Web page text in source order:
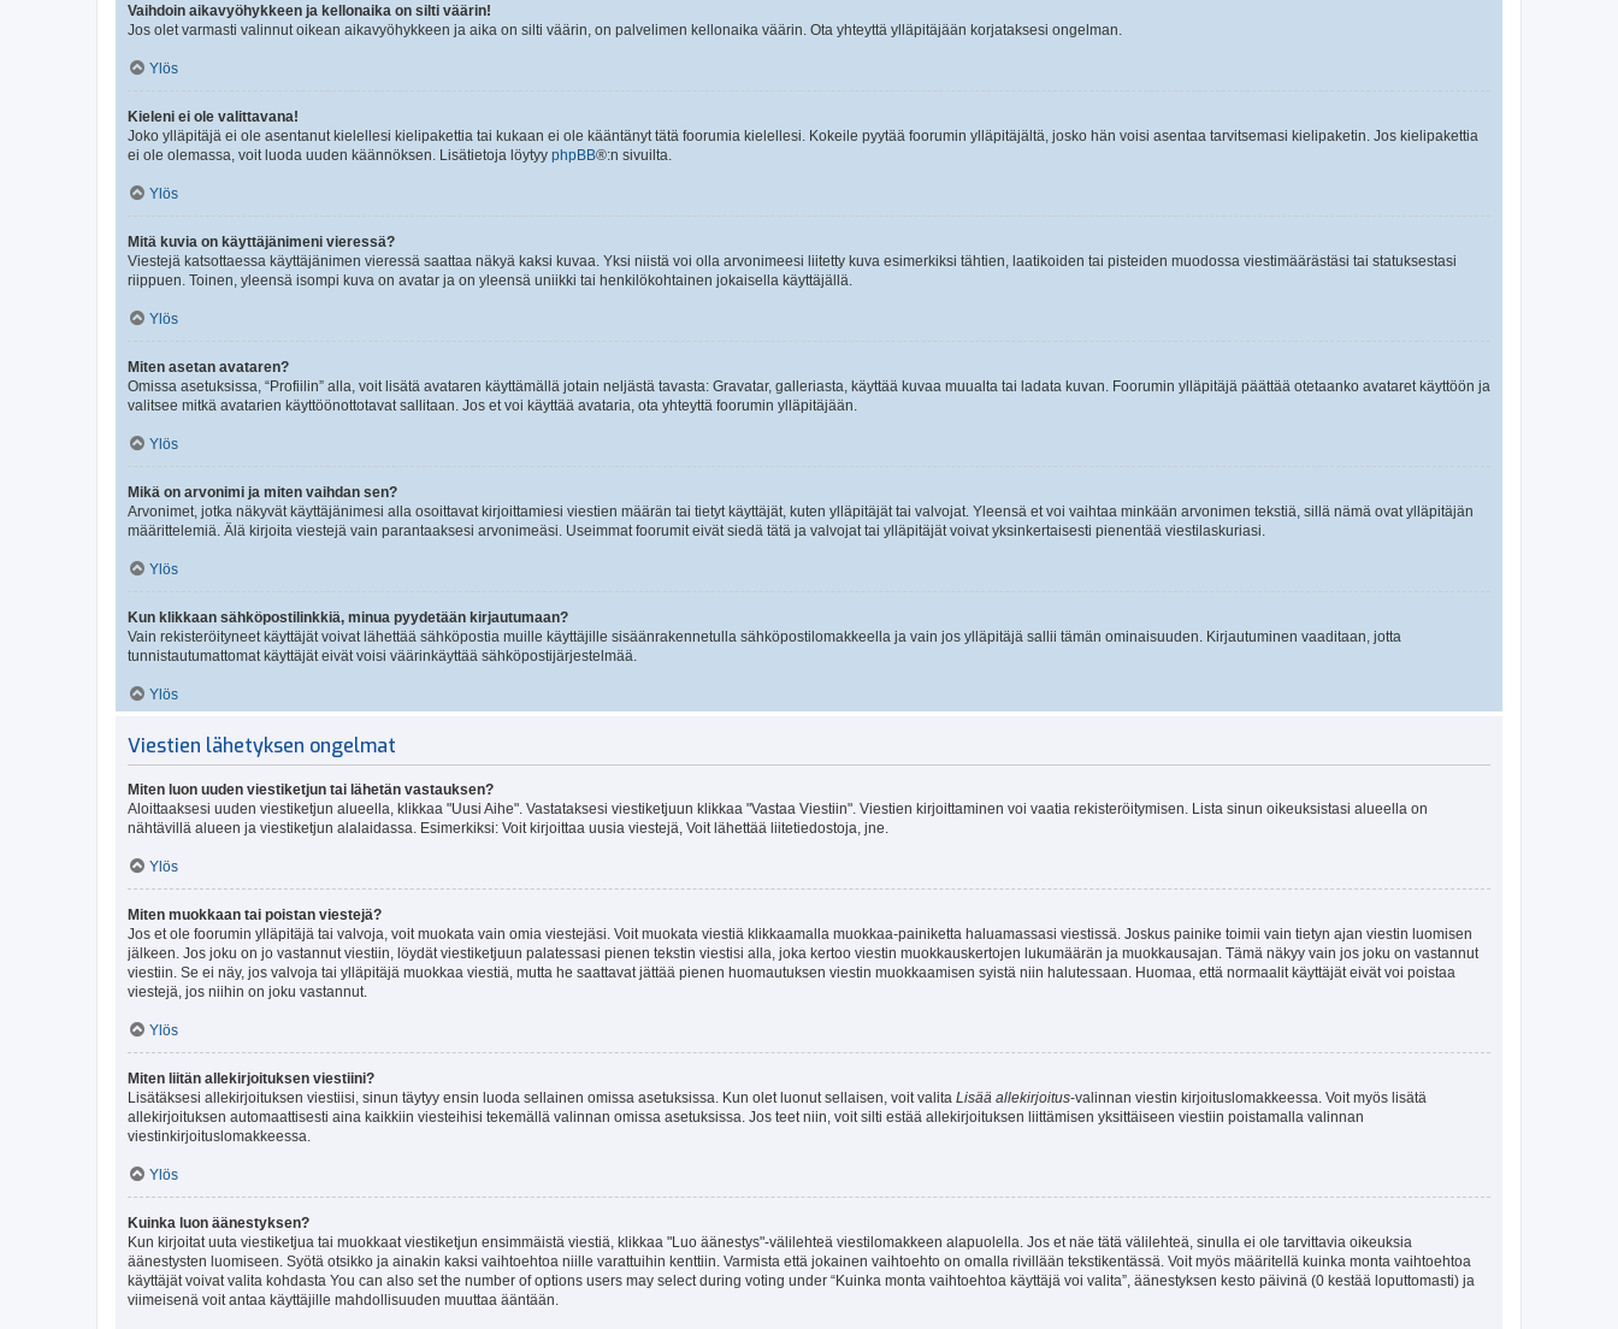
Vaihdoin aikavyöhykkeen ja kellonaika on silti väärin!
Jos olet varmasti valinnut oikean aikavyöhykkeen ja aika on silti väärin, on palvelimen kellonaika väärin. Ota yhteyttä ylläpitäjään korjataksesi ongelman.
Ylös
Kieleni ei ole valittavana!
Joko ylläpitäjä ei ole asentanut kielellesi kielipakettia tai kukaan ei ole kääntänyt tätä foorumia kielellesi. Kokeile pyytää foorumin ylläpitäjältä, josko hän voisi asentaa tarvitsemasi kielipaketin. Jos kielipakettia
ei ole olemassa, voit luoda uuden käännöksen. Lisätietoja löytyy phpBB®:n sivuilta.
Ylös
Mitä kuvia on käyttäjänimeni vieressä?
Viestejä katsottaessa käyttäjänimen vieressä saattaa näkyä kaksi kuvaa. Yksi niistä voi olla arvonimeesi liitetty kuva esimerkiksi tähtien, laatikoiden tai pisteiden muodossa viestimäärästäsi tai statuksestasi
riippuen. Toinen, yleensä isompi kuva on avatar ja on yleensä uniikki tai henkilökohtainen jokaisella käyttäjällä.
Ylös
Miten asetan avataren?
Omissa asetuksissa, “Profiilin” alla, voit lisätä avataren käyttämällä jotain neljästä tavasta: Gravatar, galleriasta, käyttää kuvaa muualta tai ladata kuvan. Foorumin ylläpitäjä päättää otetaanko avataret käyttöön ja
valitsee mitkä avatarien käyttöönottotavat sallitaan. Jos et voi käyttää avataria, ota yhteyttä foorumin ylläpitäjään.
Ylös
Mikä on arvonimi ja miten vaihdan sen?
Arvonimet, jotka näkyvät käyttäjänimesi alla osoittavat kirjoittamiesi viestien määrän tai tietyt käyttäjät, kuten ylläpitäjät tai valvojat. Yleensä et voi vaihtaa minkään arvonimen tekstiä, sillä nämä ovat ylläpitäjän
määrittelemiä. Älä kirjoita viestejä vain parantaaksesi arvonimeäsi. Useimmat foorumit eivät siedä tätä ja valvojat tai ylläpitäjät voivat yksinkertaisesti pienentää viestilaskuriasi.
Ylös
Kun klikkaan sähköpostilinkkiä, minua pyydetään kirjautumaan?
Vain rekisteröityneet käyttäjät voivat lähettää sähköpostia muille käyttäjille sisäänrakennetulla sähköpostilomakkeella ja vain jos ylläpitäjä sallii tämän ominaisuuden. Kirjautuminen vaaditaan, jotta
tunnistautumattomat käyttäjät eivät voisi väärinkäyttää sähköpostijärjestelmää.
Ylös
Viestien lähetyksen ongelmat
Miten luon uuden viestiketjun tai lähetän vastauksen?
Aloittaaksesi uuden viestiketjun alueella, klikkaa "Uusi Aihe". Vastataksesi viestiketjuun klikkaa "Vastaa Viestiin". Viestien kirjoittaminen voi vaatia rekisteröitymisen. Lista sinun oikeuksistasi alueella on
nähtävillä alueen ja viestiketjun alalaidassa. Esimerkiksi: Voit kirjoittaa uusia viestejä, Voit lähettää liitetiedostoja, jne.
Ylös
Miten muokkaan tai poistan viestejä?
Jos et ole foorumin ylläpitäjä tai valvoja, voit muokata vain omia viestejäsi. Voit muokata viestiä klikkaamalla muokkaa-painiketta haluamassasi viestissä. Joskus painike toimii vain tietyn ajan viestin luomisen
jälkeen. Jos joku on jo vastannut viestiin, löydät viestiketjuun palatessasi pienen tekstin viestisi alla, joka kertoo viestin muokkauskertojen lukumäärän ja muokkausajan. Tämä näkyy vain jos joku on vastannut
viestiin. Se ei näy, jos valvoja tai ylläpitäjä muokkaa viestiä, mutta he saattavat jättää pienen huomautuksen viestin muokkaamisen syistä niin halutessaan. Huomaa, että normaalit käyttäjät eivät voi poistaa
viestejä, jos niihin on joku vastannut.
Ylös
Miten liitän allekirjoituksen viestiini?
Lisätäksesi allekirjoituksen viestiisi, sinun täytyy ensin luoda sellainen omissa asetuksissa. Kun olet luonut sellaisen, voit valita Lisää allekirjoitus-valinnan viestin kirjoituslomakkeessa. Voit myös lisätä
allekirjoituksen automaattisesti aina kaikkiin viesteihisi tekemällä valinnan omissa asetuksissa. Jos teet niin, voit silti estää allekirjoituksen liittämisen yksittäiseen viestiin poistamalla valinnan
viestinkirjoituslomakkeessa.
Ylös
Kuinka luon äänestyksen?
Kun kirjoitat uuta viestiketjua tai muokkaat viestiketjun ensimmäistä viestiä, klikkaa "Luo äänestys"-välilehteä viestilomakkeen alapuolella. Jos et näe tätä välilehteä, sinulla ei ole tarvittavia oikeuksia
äänestysten luomiseen. Syötä otsikko ja ainakin kaksi vaihtoehtoa niille varattuihin kenttiin. Varmista että jokainen vaihtoehto on omalla rivillään tekstikentässä. Voit myös määritellä kuinka monta vaihtoehtoa
käyttäjät voivat valita kohdasta You can also set the number of options users may select during voting under “Kuinka monta vaihtoehtoa käyttäjä voi valita”, äänestyksen kesto päivinä (0 kestää loputtomasti) ja
viimeisenä voit antaa käyttäjille mahdollisuuden muuttaa ääntään.